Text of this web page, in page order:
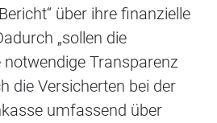
über ihre finanzielle
„sollen die
Transparenz
die Versicherten bei der
umfassend über